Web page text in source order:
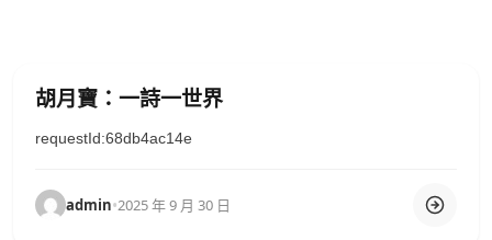
胡月寶：一詩一世界
requestId:68db4ac14e
admin•2025 年 9 月 30 日